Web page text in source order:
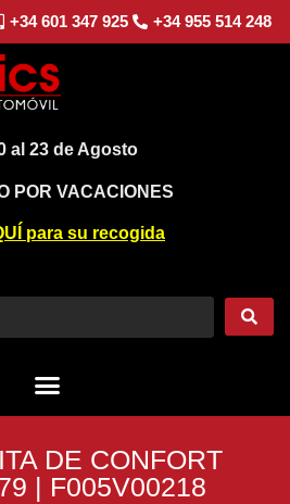
+34 601 347 925 +34 955 514 248
al 23 de Agosto
POR VACACIONES
para su recogida
DE CONFORT
| F005V00218